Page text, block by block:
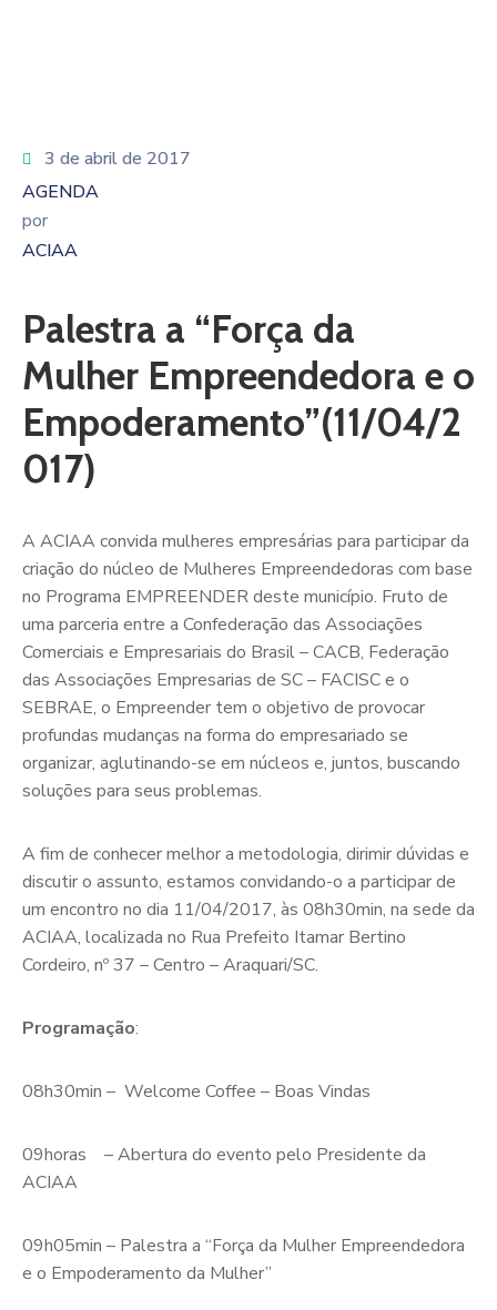
3 de abril de 2017
AGENDA
por
ACIAA
Palestra a “Força da
Mulher Empreendedora e o
Empoderamento”(11/04/2
017)
A ACIAA convida mulheres empresárias para participar da
criação do núcleo de Mulheres Empreendedoras com base
no Programa EMPREENDER deste município. Fruto de
uma parceria entre a Confederação das Associações
Comerciais e Empresariais do Brasil – CACB, Federação
das Associações Empresarias de SC – FACISC e o
SEBRAE, o Empreender tem o objetivo de provocar
profundas mudanças na forma do empresariado se
organizar, aglutinando-se em núcleos e, juntos, buscando
soluções para seus problemas.
A fim de conhecer melhor a metodologia, dirimir dúvidas e
discutir o assunto, estamos convidando-o a participar de
um encontro no dia 11/04/2017, às 08h30min, na sede da
ACIAA, localizada no Rua Prefeito Itamar Bertino
Cordeiro, nº 37 – Centro – Araquari/SC.
Programação:
08h30min – Welcome Coffee – Boas Vindas
09horas – Abertura do evento pelo Presidente da
ACIAA
09h05min – Palestra a “Força da Mulher Empreendedora
e o Empoderamento da Mulher”